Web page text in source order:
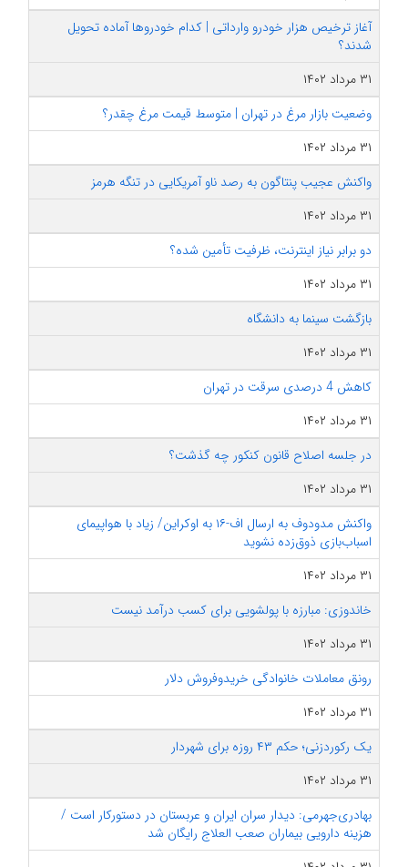
آغاز ترخیص هزار ‌خودرو ‌وارداتی | کدام خودروها آماده تحویل
شدند؟
۳۱ مرداد ۱۴۰۲
وضعیت بازار مرغ در تهران | متوسط قیمت مرغ چقدر؟
۳۱ مرداد ۱۴۰۲
واکنش عجیب پنتاگون به رصد ناو آمریکایی در تنگه هرمز
۳۱ مرداد ۱۴۰۲
دو برابر نیاز اینترنت، ظرفیت تأمین شده؟
۳۱ مرداد ۱۴۰۲
بازگشت سینما به دانشگاه
۳۱ مرداد ۱۴۰۲
کاهش 4 درصدی سرقت در تهران
۳۱ مرداد ۱۴۰۲
در جلسه اصلاح قانون کنکور چه گذشت؟
۳۱ مرداد ۱۴۰۲
واکنش مدودوف به ارسال اف-۱۶ به اوکراین/ زیاد با هواپیمای
اسباب‌بازی ذوق‌زده نشوید
۳۱ مرداد ۱۴۰۲
خاندوزی: مبارزه با پولشویی برای کسب درآمد نیست
۳۱ مرداد ۱۴۰۲
رونق معاملات خانوادگی خرید‌وفروش دلار
۳۱ مرداد ۱۴۰۲
یک رکوردزنی؛ حکم ۴۳ روزه برای شهردار
۳۱ مرداد ۱۴۰۲
بهادری‌جهرمی: دیدار سران ایران و عربستان در دستورکار است /
هزینه دارویی بیماران صعب العلاج رایگان شد